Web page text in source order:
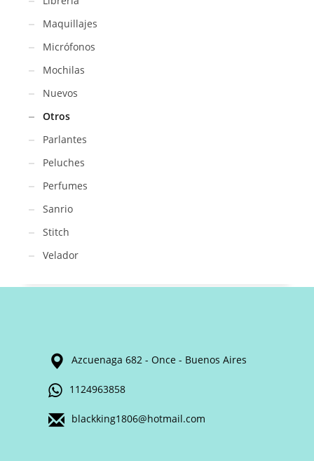
Maquillajes
Micrófonos
Mochilas
Nuevos
Otros
Parlantes
Peluches
Perfumes
Sanrio
Stitch
Velador
Azcuenaga 682 - Once - Buenos Aires
1124963858
blackking1806@hotmail.com